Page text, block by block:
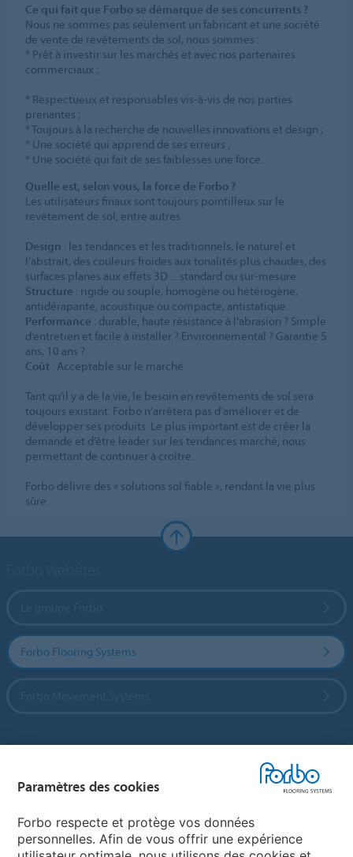
Ce qui fait que Forbo se démarque de ses concurrents ?
Nous ne sommes pas seulement un fabricant et une société
de vente de revêtements de sol, nous sommes :
* Prêt à investir sur les marchés et avec nos partenaires
commerciaux ;
* Respectueux et responsables vis-à-vis de nos parties
prenantes ;
* Toujours à la recherche de nouvelles innovations et design ;
* Une société qui apprend de ses erreurs ;
* Une société qui fait de ses faiblesses une force.
Quelle est, selon vous, la force de Forbo ?
Les utilisateurs finaux sont toujours pointilleux sur le
revêtement de sol, entre autres :
Design : les tendances et les traditionnels, le naturel et
l’abstrait, des couleurs froides aux tonalités plus chaudes, des
surfaces planes aux effets 3D ... standard ou sur-mesure.
Structure : rigide ou souple, homogène ou hétérogène,
antidérapante, acoustique ou compacte, antistatique.
Performance : durable, haute résistance à l'abrasion ? Simple
d’entretien et facile à installer ? Environnemental ? Garantie 5
ans, 10 ans ?
Coût : Acceptable sur le marché
Tant qu’il y a de la vie, le besoin en revêtements de sol sera
toujours existant. Forbo n’arrêtera pas d’améliorer et de
développer ses produits. Le plus important est de créer la
demande et d’être leader sur les tendances marché, nous
permettant de continuer à croître.
Forbo délivre des « solutions sol fiable », rendant la vie plus
sûre.
Forbo Flooring Systems
Paramètres des cookies
Forbo respecte et protège vos données
personnelles. Afin de vous offrir une expérience